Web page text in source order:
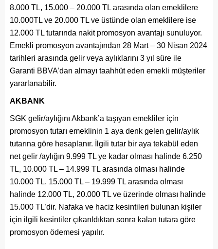
8.000 TL, 15.000 – 20.000 TL arasında olan emeklilere
10.000TL ve 20.000 TL ve üstünde olan emeklilere ise
12.000 TL tutarında nakit promosyon avantajı sunuluyor.
Emekli promosyon avantajından 28 Mart – 30 Nisan 2024
tarihleri arasında gelir veya aylıklarını 3 yıl süre ile
Garanti BBVA’dan almayı taahhüt eden emekli müşteriler
yararlanabilir.
AKBANK
SGK gelir/aylığını Akbank’a taşıyan emekliler için
promosyon tutarı emeklinin 1 aya denk gelen gelir/aylık
tutarına göre hesaplanır. İlgili tutar bir aya tekabül eden
net gelir /aylığın 9.999 TL ye kadar olması halinde 6.250
TL, 10.000 TL – 14.999 TL arasında olması halinde
10.000 TL, 15.000 TL – 19.999 TL arasında olması
halinde 12.000 TL, 20.000 TL ve üzerinde olması halinde
15.000 TL’dir. Nafaka ve haciz kesintileri bulunan kişiler
için ilgili kesintiler çıkarıldıktan sonra kalan tutara göre
promosyon ödemesi yapılır.